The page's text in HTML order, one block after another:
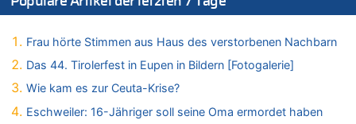
Zurück an den Rhein: Hendrich wechselt zum 1. FC Köln
06.08.2026 - 14:46 von Hugo Egon Bernhard von Sinnen zu
Zweite Hitzewelle in diesem Sommer ist jetzt amtlich
06.08.2026 - 14:41 von Coralie zu
Frau hörte Stimmen aus Haus des verstorbenen Nachbarn
Das 44. Tirolerfest in Eupen in Bildern [Fotogalerie]
Wie kam es zur Ceuta-Krise?
Eschweiler: 16-Jähriger soll seine Oma ermordet haben